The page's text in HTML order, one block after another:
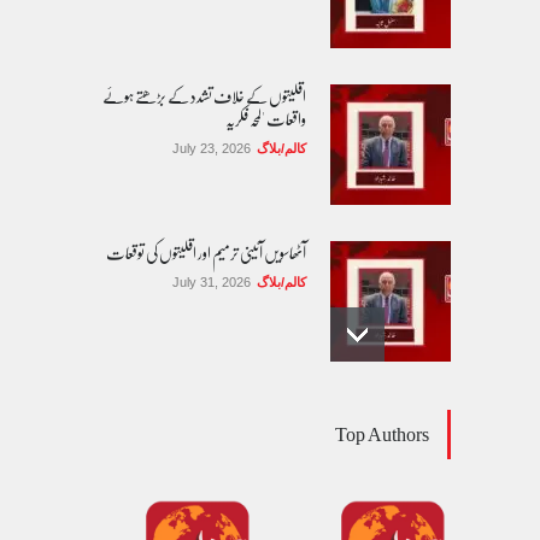
اقلیتوں کے خلاف تشدد کے بڑھتے ہوئے
واقعات 'لمحہ فکریہ
کالم/بلاگ July 23, 2026
آٹھاسویں آئینی ترمیم اور اقلیتوں کی توقعات
کالم/بلاگ July 31, 2026
Top Authors